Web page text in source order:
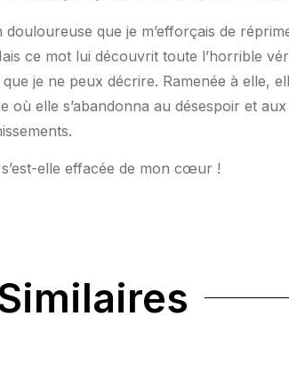
douloureuse que je m’efforçais de
ce mot lui découvrit toute l’horrible
je ne peux décrire. Ramenée à elle,
où elle s’abandonna au désespoir et
elle effacée de mon cœur !